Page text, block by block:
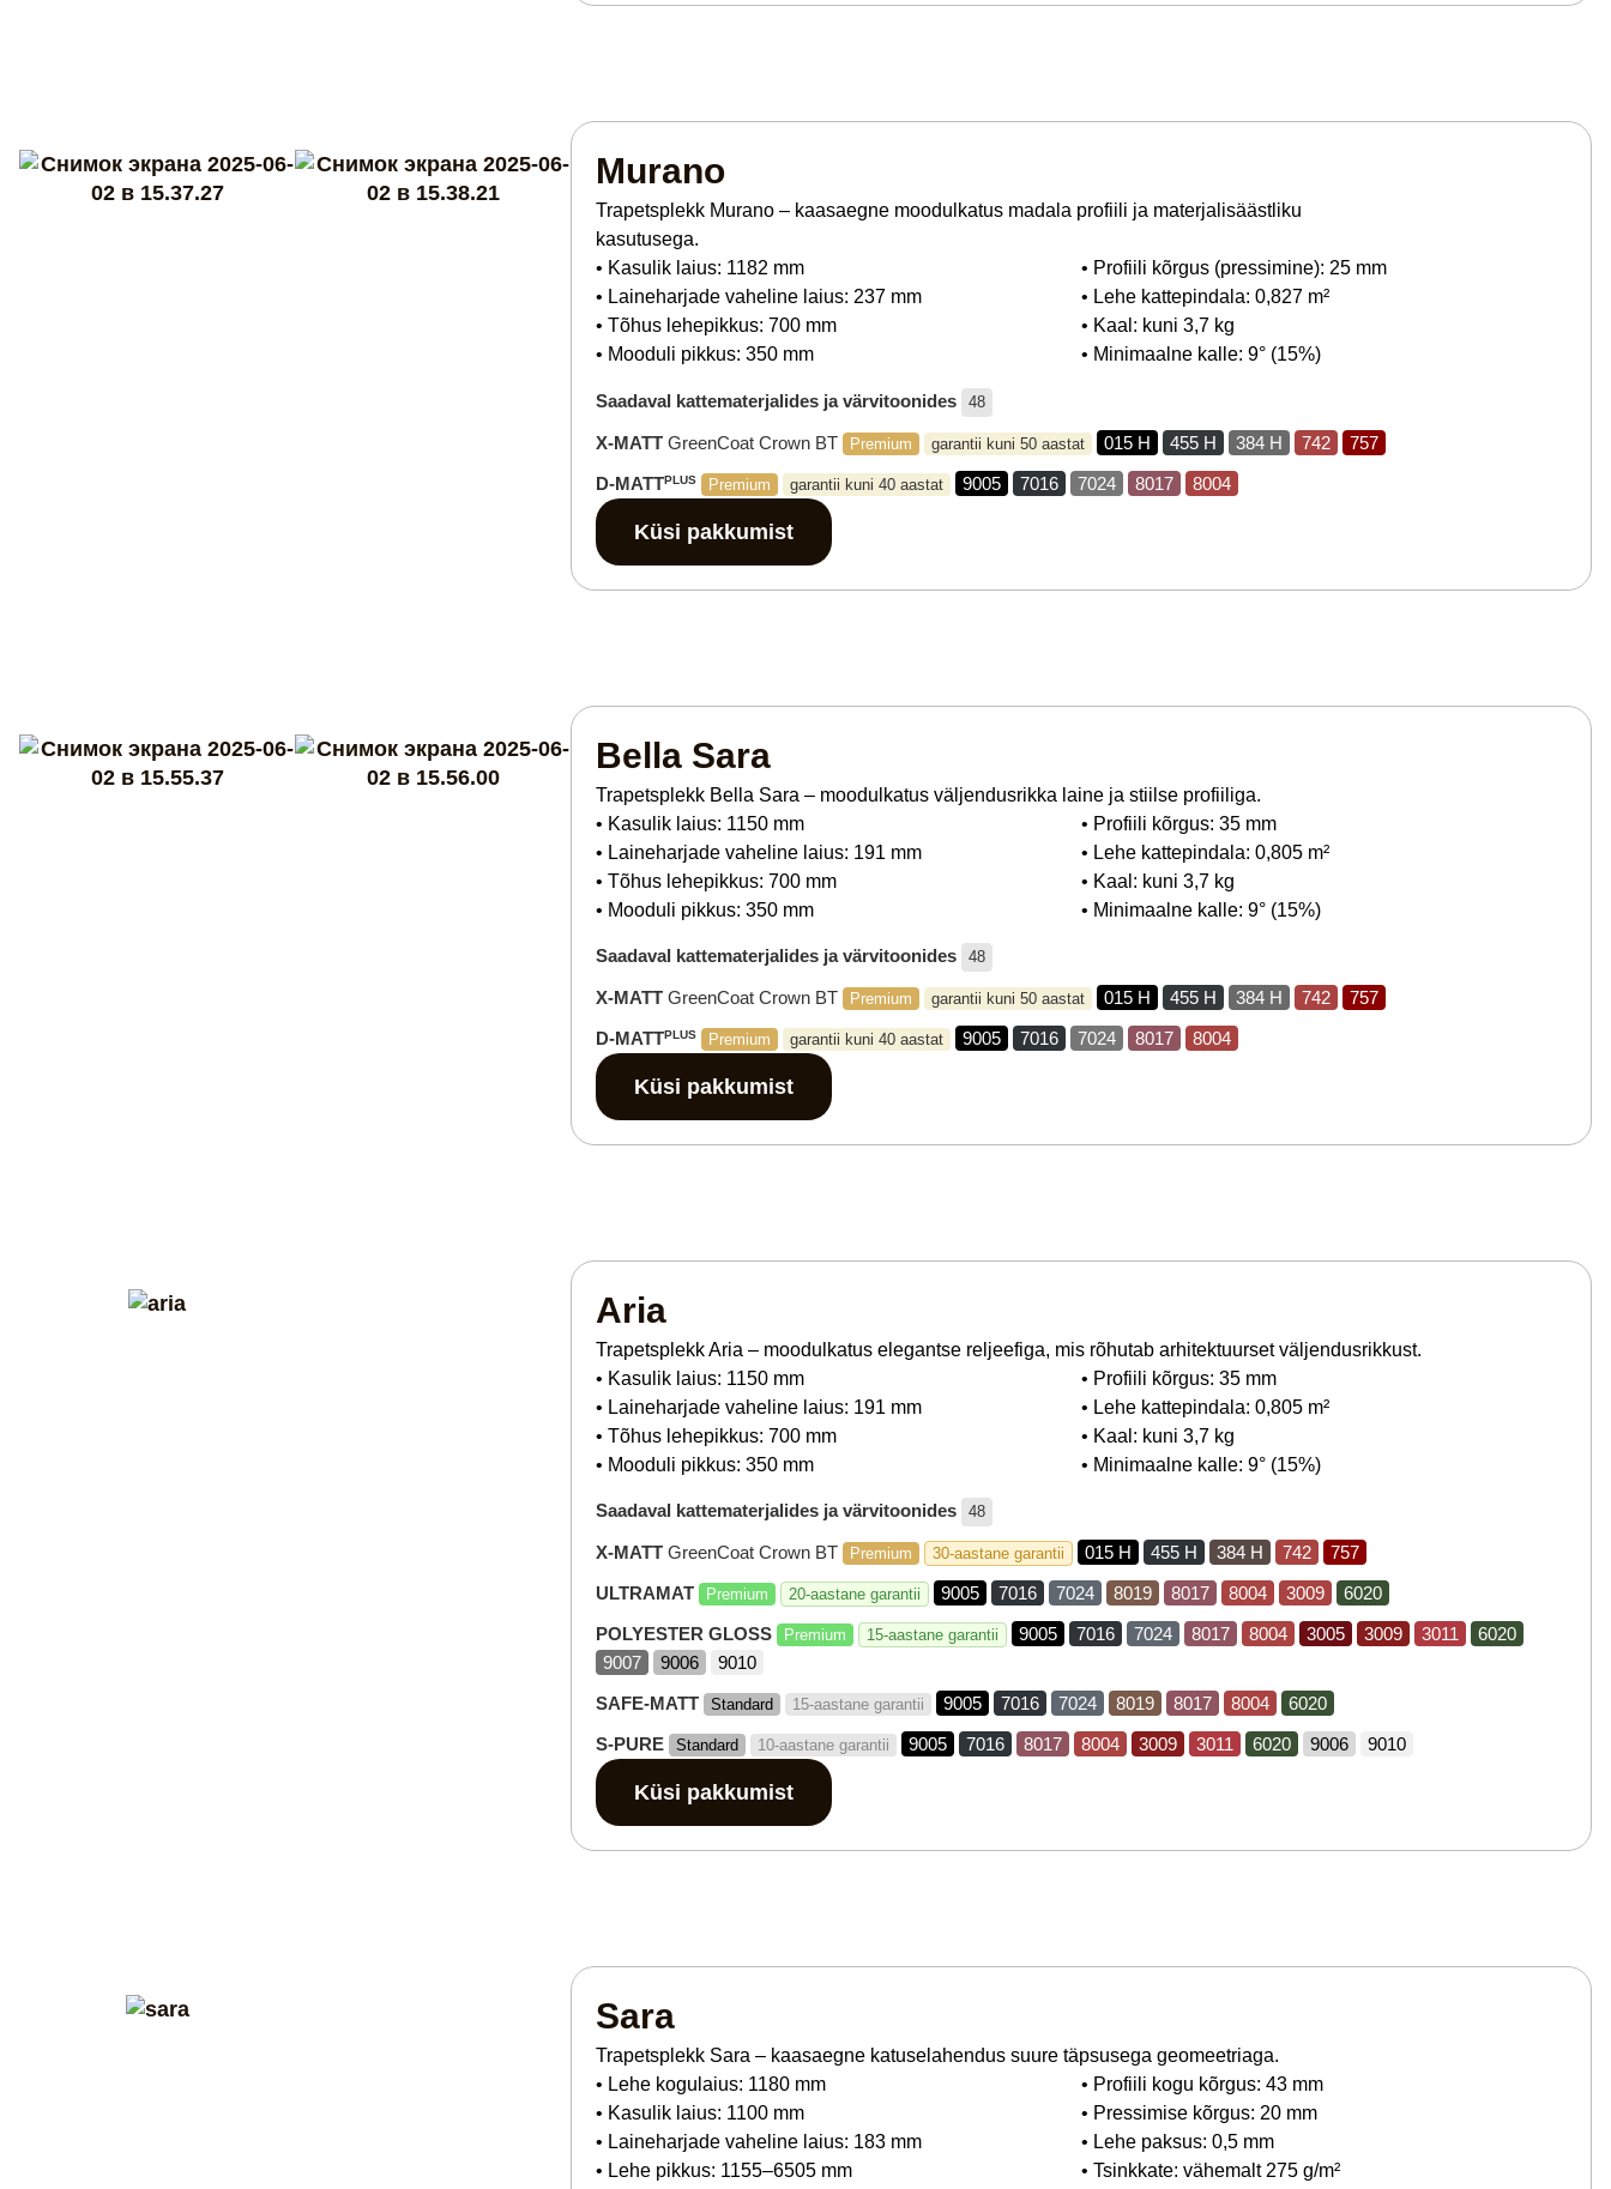
Murano
Trapetsplekk Murano – kaasaegne moodulkatus madala profiili ja materjalisäästliku
kasutusega.
• Kasulik laius: 1182 mm
• Laineharjade vaheline laius: 237 mm
• Tõhus lehepikkus: 700 mm
• Mooduli pikkus: 350 mm
• Profiili kõrgus (pressimine): 25 mm
• Lehe kattepindala: 0,827 m²
• Kaal: kuni 3,7 kg
• Minimaalne kalle: 9° (15%)
Saadaval kattematerjalides ja värvitoonides 48
X-MATT GreenCoat Crown BT Premium garantii kuni 50 aastat 015 H 455 H 384 H 742
757
D-MATTPLUS Premium garantii kuni 40 aastat 9005 7016 7024 8017 8004
Küsi pakkumist
Bella Sara
Trapetsplekk Bella Sara – moodulkatus väljendusrikka laine ja stiilse profiiliga.
• Kasulik laius: 1150 mm
• Laineharjade vaheline laius: 191 mm
• Tõhus lehepikkus: 700 mm
• Mooduli pikkus: 350 mm
• Profiili kõrgus: 35 mm
• Lehe kattepindala: 0,805 m²
• Kaal: kuni 3,7 kg
• Minimaalne kalle: 9° (15%)
Saadaval kattematerjalides ja värvitoonides 48
X-MATT GreenCoat Crown BT Premium garantii kuni 50 aastat 015 H 455 H 384 H 742
757
D-MATTPLUS Premium garantii kuni 40 aastat 9005 7016 7024 8017 8004
Küsi pakkumist
Aria
Trapetsplekk Aria – moodulkatus elegantse reljeefiga, mis rõhutab arhitektuurset väljendusrikkust.
• Kasulik laius: 1150 mm
• Laineharjade vaheline laius: 191 mm
• Tõhus lehepikkus: 700 mm
• Mooduli pikkus: 350 mm
• Profiili kõrgus: 35 mm
• Lehe kattepindala: 0,805 m²
• Kaal: kuni 3,7 kg
• Minimaalne kalle: 9° (15%)
Saadaval kattematerjalides ja värvitoonides 48
X-MATT GreenCoat Crown BT Premium 30-aastane garantii 015 H 455 H 384 H 742
757
ULTRAMAT
Premium 20-aastane garantii 9005 7016 7024 8019 8017 8004 3009
6020
POLYESTER GLOSS
Premium 15-aastane garantii 9005 7016 7024 8017 8004 3005 3009 3011
6020
9007
9006
9010
SAFE-MATT
Standard 15-aastane garantii 9005 7016 7024 8019 8017 8004
6020
S-PURE
Standard 10-aastane garantii 9005 7016 8017 8004 3009 3011 6020 9006 9010
Küsi pakkumist
Sara
Trapetsplekk Sara – kaasaegne katuse­lahendus suure täpsusega geomeetriaga.
• Lehe kogu­laius: 1180 mm
• Kasulik laius: 1100 mm
• Laine­harjade vaheline laius: 183 mm
• Lehe pikkus: 1155–6505 mm
• Profiili kogu kõrgus: 43 mm
• Pressimise kõrgus: 20 mm
• Lehe paksus: 0,5 mm
• Tsinkkate: vähemalt 275 g/m²